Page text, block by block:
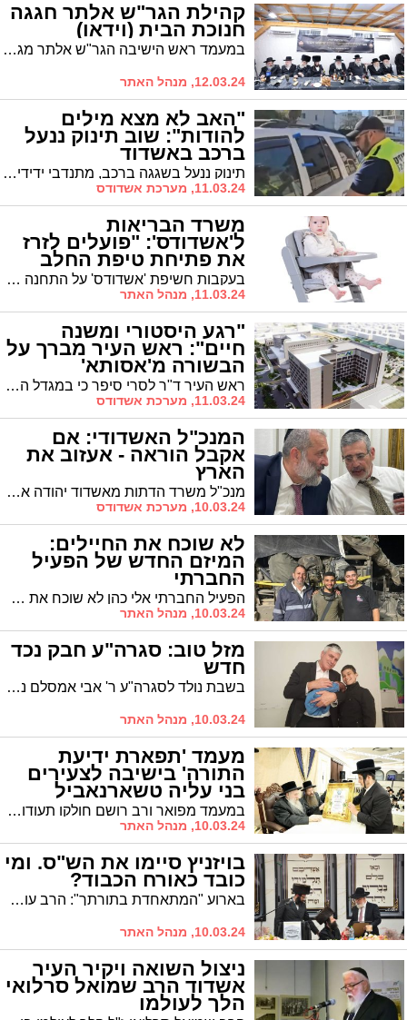
קהילת הגר"ש אלתר חגגה
חנוכת הבית (וידאו)
במעמד ראש הישיבה הגר"ש אלתר מגור שליט"א צויינה אתמול חנוכת הבית לבית המדרש 'פני מנחם' בעיר. כיבדו בהשתתפותם: הגרד"ח אלתר, הגרח"פ הורביץ רב חסידי בעלזא והגרי"י ירוסלבסקי ראש 'בית דין רבני חב"ד באה"ק', ועוד. ומה היה המסר של ראש הישיבה?
12.03.24, מנהל האתר
"האב לא מצא מילים
להודות": שוב תינוק ננעל
ברכב באשדוד
תינוק ננעל בשגגה ברכב, מתנדבי ידידים חילצו אותו בשלום. "האב לא מצא מילים להודות על החילוץ המהיר. תחושה מיוחדת לסייע להורה להשאר בשליטה ולחלץ בשיתוף פעולה"
11.03.24, מערכת אשדודס
משרד הבריאות
ל'אשדודס': "פועלים לזרז
את פתיחת טיפת החלב
ברובע ו'" בעקבות חשיפת 'אשדודס' על התחנה המושבתת מאז שמחת תורה בעקבות תקלה בצנרת, מבהירים במשרד הבריאות: "פועלים לזרז מול הרשות המקומית"
11.03.24, מנהל האתר
"רגע היסטורי ומשנה
חיים": ראש העיר מברך על
הבשורה מ'אסותא'
ראש העיר ד"ר לסרי סיפר כי במגדל החדש תהיינה שתי קומות תת קרקעיות שיכללו בעת שגרה 170 מקומות חנייה כל אחת שיהפכו בעת חירום למחלקת אשפוז עם 300 מיטות. "למעשה הן יכפילו את גודלו של בית החולים הקיים"
11.03.24, מערכת אשדודס
המנכ"ל האשדודי: אם
אקבל הוראה - אעזוב את
הארץ
מנכ"ל משרד הדתות מאשדוד יהודה אבידן הגיב הבוקר לסערה שעוררו דברי הרב הראשי הגר"י יוסף לפיה "אם יגייסו לומדי תורה בכפיה ניסע כולנו לחו"ל". בדבריו הבהיר: "אם אקבל הוראה אני אעזוב את הארץ. אף אחד לא צריך לעשות דברים בכפייה. אל תדאגו על החיים בחו"ל"
10.03.24, מערכת אשדודס
לא שוכח את החיילים:
המיזם החדש של הפעיל
החברתי
הפעיל החברתי אלי כהן לא שוכח את חיילי צה"ל, והוא יוצא במיזם מיוחד של איסוף משלוחי מנות וחלוקתם לחיילי צה"ל
10.03.24, מנהל האתר
מזל טוב: סגרה"ע חבק נכד
חדש
בשבת נולד לסגרה"ע ר' אבי אמסלם נכד נוסף. הברית בע"ה בשבת הקרובה
10.03.24, מנהל האתר
מעמד 'תפארת ידיעת
התורה' בישיבה לצעירים
בני עליה טשארנאביל
במעמד מפואר ורב רושם חולקו תעודות הצטיינות ופרסי הוקרה למצטייני ידיעת המסכתא • בהשתתפות כ"ק מרן אדמו"ר מטשארנאביל שליט"א, נערך במבחן פומבי על כל מסכת קידושין ע"י הגאון הגדול רבי חיים שכטר שליט"א אשר הפליא את ידיעת הבחורים לעיניהם המשתאות של ההורים
10.03.24, מנהל האתר
בויזניץ סיימו את הש"ס. ומי
כובד כאורח הכבוד?
בארוע "המתאחדת בתורתך": הרב עובדיה דהן יו"ר המועצה הדתית אורח כבוד במעמד סיום הש"ס שע"י קהילת "ישועות משה" ויזניץ לע"נ כ"ק מרן אדמו"ר ה'ישועות משה' זצוק"ל
10.03.24, מנהל האתר
ניצול השואה ויקיר העיר
אשדוד הרב שמואל סרלואי
הלך לעולמו